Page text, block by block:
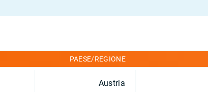
PAESE/REGIONE
Austria